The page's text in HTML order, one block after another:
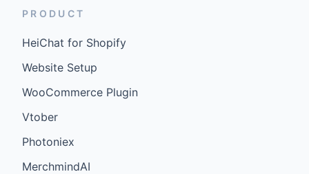
PRODUCT
HeiChat for Shopify
Website Setup
WooCommerce Plugin
Vtober
Photoniex
MerchmindAI